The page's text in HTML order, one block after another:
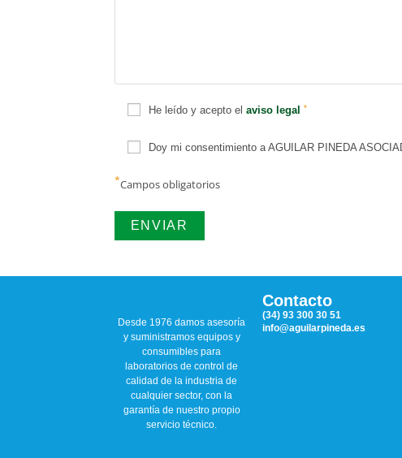
He leído y acepto el aviso legal *
Doy mi consentimiento a AGUILAR PINEDA
*Campos obligatorios
Desde 1976 damos asesoría
y suministramos equipos y
consumibles para
laboratorios de control de
calidad de la industria de
cualquier sector, con la
garantía de nuestro propio
servicio técnico.
Contacto
(34) 93 300 30 51
info@aguilarpineda.es